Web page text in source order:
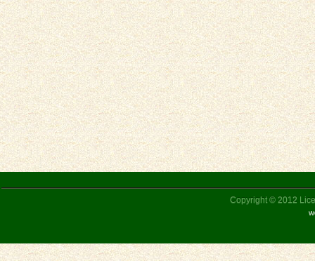
Copyright © 2012